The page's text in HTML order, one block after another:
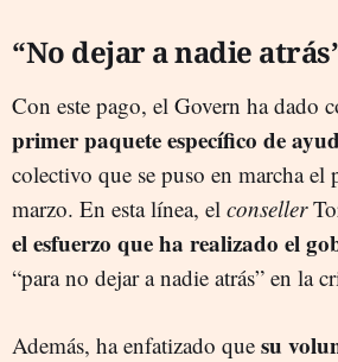
“No dejar a nadie
Con este pago, el Govern ha dado
primer paquete específico de
colectivo que se puso en marcha el
marzo. En esta línea, el conseller
el esfuerzo que ha realizado el
“para no dejar a nadie atrás” en la
Además, ha enfatizado que su